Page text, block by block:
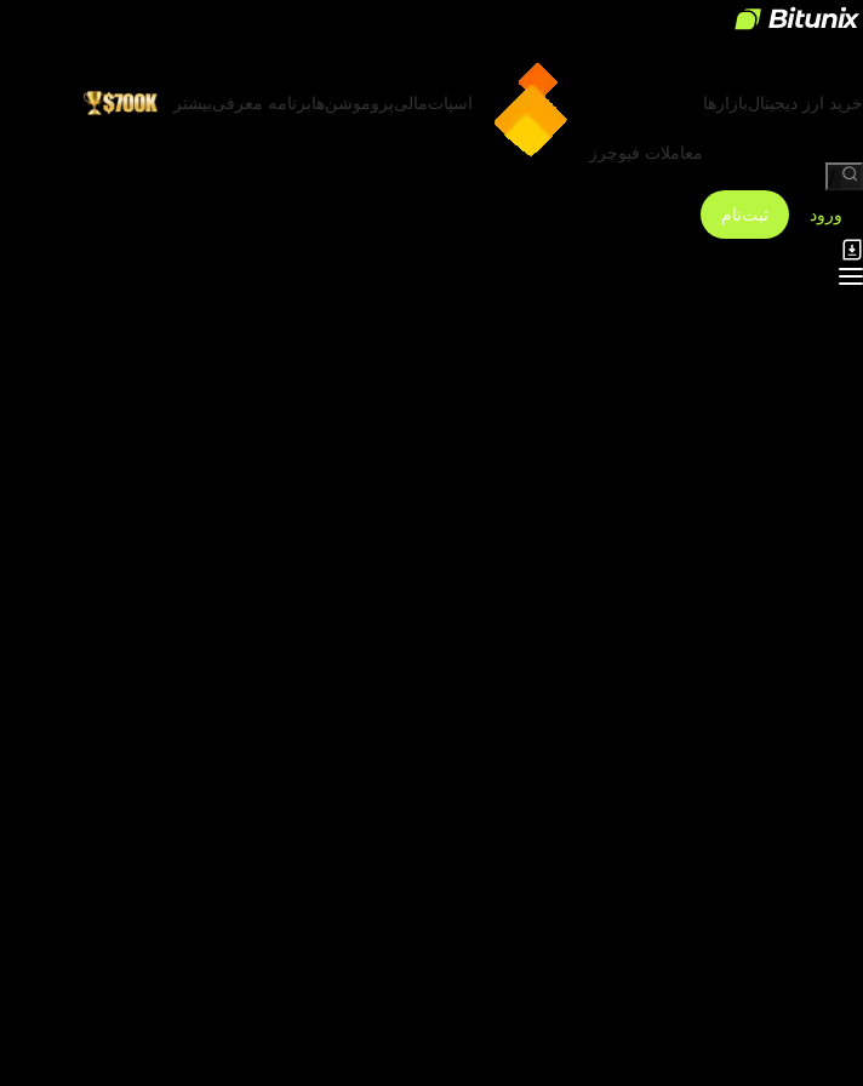
خرید ارز دیجیتالبازارها
معاملات فیوچرز
اسپاتمالیپروموشن‌هابرنامه معرفیبیشتر
ورود
ثبت‌نام